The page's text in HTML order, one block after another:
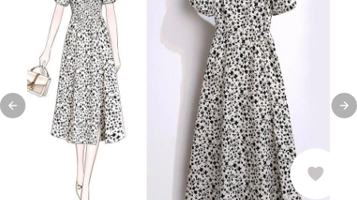
Previous slide